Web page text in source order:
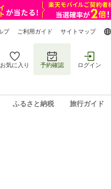
プ ご利用ガイド サイトマップ
お気に入り 予約確認 ログイン
ふるさと納税 旅行ガイド